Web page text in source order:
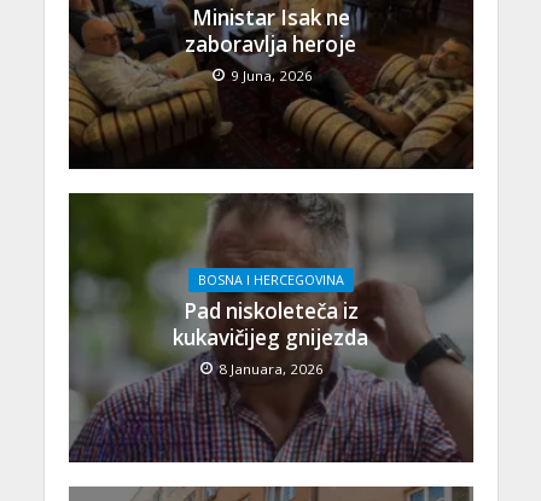
Ministar Isak ne
zaboravlja heroje
9 Juna, 2026
BOSNA I HERCEGOVINA
Pad niskoleteča iz
kukavičijeg gnijezda
8 Januara, 2026